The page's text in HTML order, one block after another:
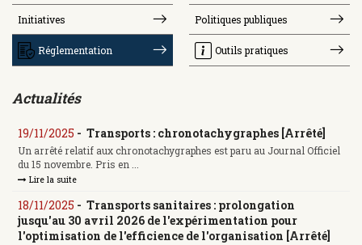
Initiatives Politiques publiques
Réglementation Outils pratiques
Actualités
19/11/2025 - Transports : chronotachygraphes [Arrêté]
Un arrêté relatif aux chronotachygraphes est paru au Journal Officiel
du 15 novembre. Pris en ...
Lire la suite
18/11/2025 - Transports sanitaires : prolongation
jusqu'au 30 avril 2026 de l'expérimentation pour
l'optimisation de l'efficience de l'organisation [Arrêté]